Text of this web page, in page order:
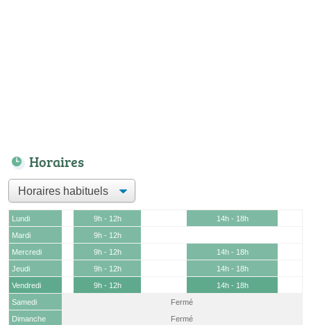
Horaires
Lundi 9h - 12h
14h - 18h
Mardi
9h - 12h
Mercredi
9h - 12h
14h - 18h
Jeudi
9h - 12h
14h - 18h
Vendredi
9h - 12h
14h - 18h
Samedi
Fermé
Dimanche
Fermé